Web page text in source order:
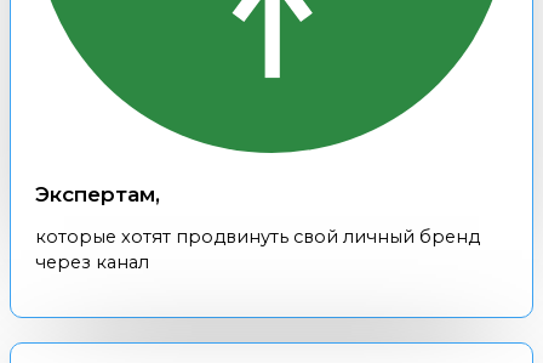
Экспертам,
которые хотят продвинуть свой личный бренд
через канал